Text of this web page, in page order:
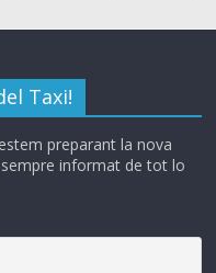
Taxi!
preparant la nova
informat de tot lo